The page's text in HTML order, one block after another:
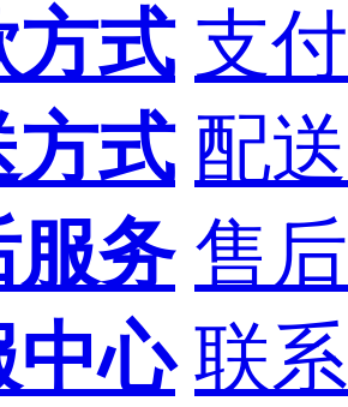
方式 支
方式 配
服务 售
中心 联